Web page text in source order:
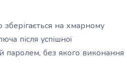
на хмарному
після успішної
паролем, без якого виконання